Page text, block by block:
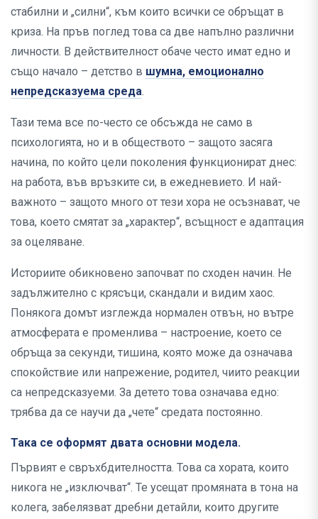
стабилни и „силни“, към които всички се обръщат в
криза. На пръв поглед това са две напълно различни
личности. В действителност обаче често имат едно и
също начало – детство в шумна, емоционално
непредсказуема среда.
Тази тема все по-често се обсъжда не само в
психологията, но и в обществото – защото засяга
начина, по който цели поколения функционират днес:
на работа, във връзките си, в ежедневието. И най-
важното – защото много от тези хора не осъзнават, че
това, което смятат за „характер“, всъщност е адаптация
за оцеляване.
Историите обикновено започват по сходен начин. Не
задължително с крясъци, скандали и видим хаос.
Понякога домът изглежда нормален отвън, но вътре
атмосферата е променлива – настроение, което се
обръща за секунди, тишина, която може да означава
спокойствие или напрежение, родител, чиито реакции
са непредсказуеми. За детето това означава едно:
трябва да се научи да „чете“ средата постоянно.
Така се оформят двата основни модела.
Първият е свръхбдителността. Това са хората, които
никога не „изключват“. Те усещат промяната в тона на
колега, забелязват дребни детайли, които другите